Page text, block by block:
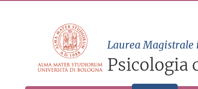
Laurea Magistrale
Psicologia